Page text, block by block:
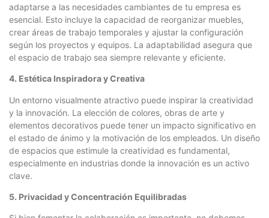
adaptarse a las necesidades cambiantes de tu empresa es
esencial. Esto incluye la capacidad de reorganizar muebles,
crear áreas de trabajo temporales y ajustar la configuración
según los proyectos y equipos. La adaptabilidad asegura que
el espacio de trabajo sea siempre relevante y eficiente.
4. Estética Inspiradora y Creativa
Un entorno visualmente atractivo puede inspirar la creatividad
y la innovación. La elección de colores, obras de arte y
elementos decorativos puede tener un impacto significativo en
el estado de ánimo y la motivación de los empleados. Un diseño
de espacios que estimule la creatividad es fundamental,
especialmente en industrias donde la innovación es un activo
clave.
5. Privacidad y Concentración Equilibradas